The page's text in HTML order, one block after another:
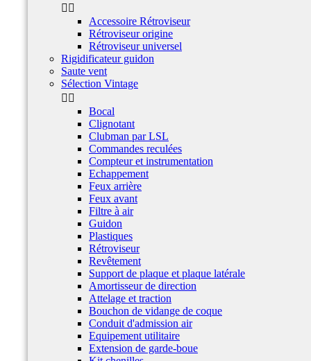
 
Accessoire Rétroviseur
Rétroviseur origine
Rétroviseur universel
Rigidificateur guidon
Saute vent
Sélection Vintage
 
Bocal
Clignotant
Clubman par LSL
Commandes reculées
Compteur et instrumentation
Echappement
Feux arrière
Feux avant
Filtre à air
Guidon
Plastiques
Rétroviseur
Revêtement
Support de plaque et plaque latérale
Amortisseur de direction
Attelage et traction
Bouchon de vidange de coque
Conduit d'admission air
Equipement utilitaire
Extension de garde-boue